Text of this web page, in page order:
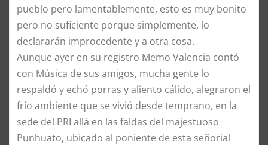
pueblo pero lamentablemente, esto es muy bonito
pero no suficiente porque simplemente, lo
declararán improcedente y a otra cosa.
Aunque ayer en su registro Memo Valencia contó
con Música de sus amigos, mucha gente lo
respaldó y echó porras y aliento cálido, alegraron el
frío ambiente que se vivió desde temprano, en la
sede del PRI allá en las faldas del majestuoso
Punhuato, ubicado al poniente de esta señorial